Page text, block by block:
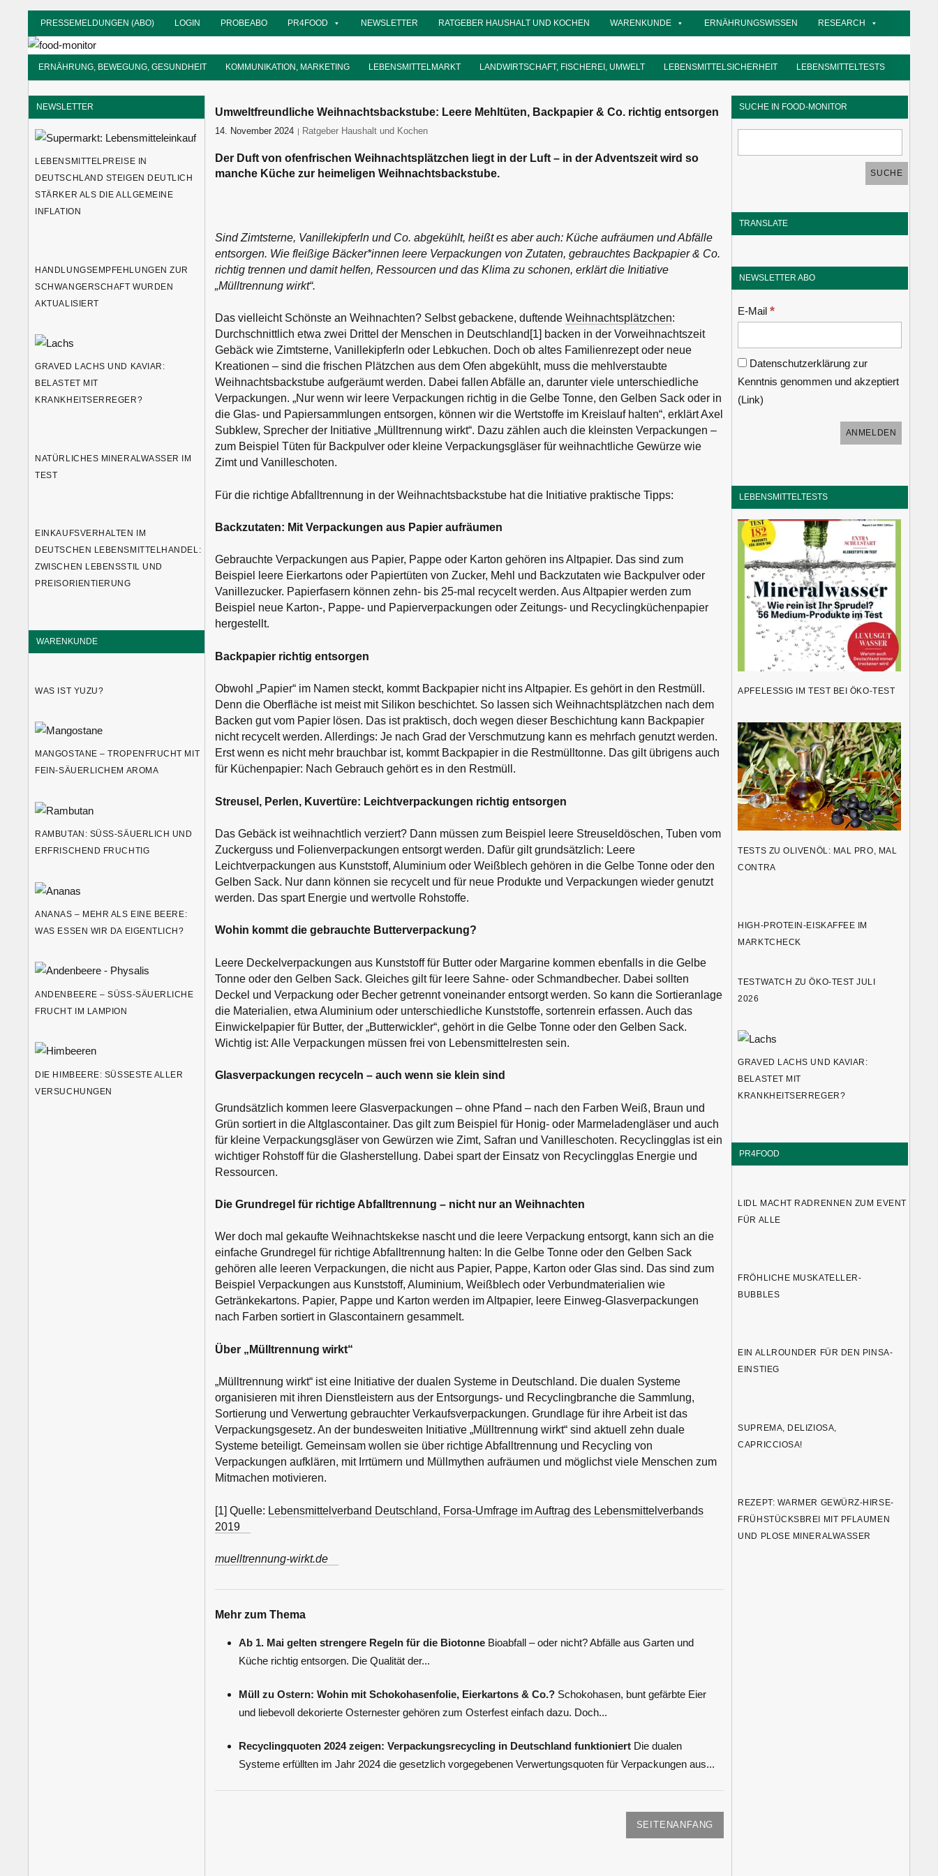
Zum
Inhalt
springen
PRESSEMELDUNGEN (ABO) LOGIN PROBEABO PR4FOOD NEWSLETTER RATGEBER HAUSHALT UND KOCHEN WARENKUNDE ERNÄHRUNGSWISSEN RESEARCH
Informationsdienst
ERNÄHRUNG, BEWEGUNG, GESUNDHEIT KOMMUNIKATION, MARKETING LEBENSMITTELMARKT LANDWIRTSCHAFT, FISCHEREI, UMWELT LEBENSMITTELSICHERHEIT LEBENSMITTELTESTS
Umweltfreundliche Weihnachtsbackstube: Leere Mehltüten, Backpapier & Co. richtig entsorgen
14. November 2024 food-monitor
Ratgeber Haushalt und Kochen
Der Duft von ofenfrischen Weihnachtsplätzchen liegt in der Luft – in der Adventszeit wird so
manche Küche zur heimeligen Weihnachtsbackstube.
Sind Zimtsterne, Vanillekipferln und Co. abgekühlt, heißt es aber auch: Küche aufräumen und Abfälle
entsorgen. Wie fleißige Bäcker*innen leere Verpackungen von Zutaten, gebrauchtes Backpapier & Co.
richtig trennen und damit helfen, Ressourcen und das Klima zu schonen, erklärt die Initiative
„Mülltrennung wirkt“.
Das vielleicht Schönste an Weihnachten? Selbst gebackene, duftende Weihnachtsplätzchen:
Durchschnittlich etwa zwei Drittel der Menschen in Deutschland[1] backen in der Vorweihnachtszeit
Gebäck wie Zimtsterne, Vanillekipferln oder Lebkuchen. Doch ob altes Familienrezept oder neue
Kreationen – sind die frischen Plätzchen aus dem Ofen abgekühlt, muss die mehlverstaubte
Weihnachtsbackstube aufgeräumt werden. Dabei fallen Abfälle an, darunter viele unterschiedliche
Verpackungen. „Nur wenn wir leere Verpackungen richtig in die Gelbe Tonne, den Gelben Sack oder in
die Glas- und Papiersammlungen entsorgen, können wir die Wertstoffe im Kreislauf halten“, erklärt Axel
Subklew, Sprecher der Initiative „Mülltrennung wirkt“. Dazu zählen auch die kleinsten Verpackungen –
zum Beispiel Tüten für Backpulver oder kleine Verpackungsgläser für weihnachtliche Gewürze wie
Zimt und Vanilleschoten.
Für die richtige Abfalltrennung in der Weihnachtsbackstube hat die Initiative praktische Tipps:
Backzutaten: Mit Verpackungen aus Papier aufräumen
Gebrauchte Verpackungen aus Papier, Pappe oder Karton gehören ins Altpapier. Das sind zum
Beispiel leere Eierkartons oder Papiertüten von Zucker, Mehl und Backzutaten wie Backpulver oder
Vanillezucker. Papierfasern können zehn- bis 25-mal recycelt werden. Aus Altpapier werden zum
Beispiel neue Karton-, Pappe- und Papierverpackungen oder Zeitungs- und Recyclingküchenpapier
hergestellt.
Backpapier richtig entsorgen
Obwohl „Papier“ im Namen steckt, kommt Backpapier nicht ins Altpapier. Es gehört in den Restmüll.
Denn die Oberfläche ist meist mit Silikon beschichtet. So lassen sich Weihnachtsplätzchen nach dem
Backen gut vom Papier lösen. Das ist praktisch, doch wegen dieser Beschichtung kann Backpapier
nicht recycelt werden. Allerdings: Je nach Grad der Verschmutzung kann es mehrfach genutzt werden.
Erst wenn es nicht mehr brauchbar ist, kommt Backpapier in die Restmülltonne. Das gilt übrigens auch
für Küchenpapier: Nach Gebrauch gehört es in den Restmüll.
Streusel, Perlen, Kuvertüre: Leichtverpackungen richtig entsorgen
Das Gebäck ist weihnachtlich verziert? Dann müssen zum Beispiel leere Streuseldöschen, Tuben vom
Zuckerguss und Folienverpackungen entsorgt werden. Dafür gilt grundsätzlich: Leere
Leichtverpackungen aus Kunststoff, Aluminium oder Weißblech gehören in die Gelbe Tonne oder den
Gelben Sack. Nur dann können sie recycelt und für neue Produkte und Verpackungen wieder genutzt
werden. Das spart Energie und wertvolle Rohstoffe.
Wohin kommt die gebrauchte Butterverpackung?
Leere Deckelverpackungen aus Kunststoff für Butter oder Margarine kommen ebenfalls in die Gelbe
Tonne oder den Gelben Sack. Gleiches gilt für leere Sahne- oder Schmandbecher. Dabei sollten
Deckel und Verpackung oder Becher getrennt voneinander entsorgt werden. So kann die Sortieranlage
die Materialien, etwa Aluminium oder unterschiedliche Kunststoffe, sortenrein erfassen. Auch das
Einwickelpapier für Butter, der „Butterwickler“, gehört in die Gelbe Tonne oder den Gelben Sack.
Wichtig ist: Alle Verpackungen müssen frei von Lebensmittelresten sein.
Glasverpackungen recyceln – auch wenn sie klein sind
Grundsätzlich kommen leere Glasverpackungen – ohne Pfand – nach den Farben Weiß, Braun und
Grün sortiert in die Altglascontainer. Das gilt zum Beispiel für Honig- oder Marmeladengläser und auch
für kleine Verpackungsgläser von Gewürzen wie Zimt, Safran und Vanilleschoten. Recyclingglas ist ein
wichtiger Rohstoff für die Glasherstellung. Dabei spart der Einsatz von Recyclingglas Energie und
Ressourcen.
Die Grundregel für richtige Abfalltrennung – nicht nur an Weihnachten
Wer doch mal gekaufte Weihnachtskekse nascht und die leere Verpackung entsorgt, kann sich an die
einfache Grundregel für richtige Abfalltrennung halten: In die Gelbe Tonne oder den Gelben Sack
gehören alle leeren Verpackungen, die nicht aus Papier, Pappe, Karton oder Glas sind. Das sind zum
Beispiel Verpackungen aus Kunststoff, Aluminium, Weißblech oder Verbundmaterialien wie
Getränkekartons. Papier, Pappe und Karton werden im Altpapier, leere Einweg-Glasverpackungen
nach Farben sortiert in Glascontainern gesammelt.
Über „Mülltrennung wirkt“
„Mülltrennung wirkt“ ist eine Initiative der dualen Systeme in Deutschland. Die dualen Systeme
organisieren mit ihren Dienstleistern aus der Entsorgungs- und Recyclingbranche die Sammlung,
Sortierung und Verwertung gebrauchter Verkaufsverpackungen. Grundlage für ihre Arbeit ist das
Verpackungsgesetz. An der bundesweiten Initiative „Mülltrennung wirkt“ sind aktuell zehn duale
Systeme beteiligt. Gemeinsam wollen sie über richtige Abfalltrennung und Recycling von
Verpackungen aufklären, mit Irrtümern und Müllmythen aufräumen und möglichst viele Menschen zum
Mitmachen motivieren.
[1] Quelle: Lebensmittelverband Deutschland, Forsa-Umfrage im Auftrag des Lebensmittelverbands
2019
muelltrennung-wirkt.de
Mehr zum Thema
Ab 1. Mai gelten strengere Regeln für die Biotonne Bioabfall – oder nicht? Abfälle aus Garten und
Küche richtig entsorgen. Die Qualität der...
Müll zu Ostern: Wohin mit Schokohasenfolie, Eierkartons & Co.? Schokohasen, bunt gefärbte Eier
und liebevoll dekorierte Osternester gehören zum Osterfest einfach dazu. Doch...
Recyclingquoten 2024 zeigen: Verpackungsrecycling in Deutschland funktioniert Die dualen
Systeme erfüllten im Jahr 2024 die gesetzlich vorgegebenen Verwertungsquoten für Verpackungen aus...
SEITENANFANG
NEWSLETTER
LEBENSMITTELPREISE IN
DEUTSCHLAND STEIGEN DEUTLICH
STÄRKER ALS DIE ALLGEMEINE
INFLATION
HANDLUNGSEMPFEHLUNGEN ZUR
SCHWANGERSCHAFT WURDEN
AKTUALISIERT
GRAVED LACHS UND KAVIAR:
BELASTET MIT
KRANKHEITSERREGER?
NATÜRLICHES MINERALWASSER IM
TEST
EINKAUFSVERHALTEN IM
DEUTSCHEN LEBENSMITTELHANDEL:
ZWISCHEN LEBENSSTIL UND
PREISORIENTIERUNG
WARENKUNDE
WAS IST YUZU?
MANGOSTANE – TROPENFRUCHT MIT
FEIN-SÄUERLICHEM AROMA
RAMBUTAN: SÜSS-SÄUERLICH UND E
RFRISCHEND FRUCHTIG
ANANAS – MEHR ALS EINE BEERE:
WAS ESSEN WIR DA EIGENTLICH?
ANDENBEERE – SÜSS-SÄUERLICHE F
RUCHT IM LAMPION
DIE HIMBEERE: SÜSSESTE ALLER V
ERSUCHUNGEN
SUCHE IN FOOD-MONITOR
TRANSLATE
NEWSLETTER ABO
E-Mail*
Datenschutzerklärung zur
Kenntnis genommen und akzeptiert
(Link)
LEBENSMITTELTESTS
APFELESSIG IM TEST BEI ÖKO-TEST
TESTS ZU OLIVENÖL: MAL PRO, MAL
CONTRA
HIGH-PROTEIN-EISKAFFEE IM
MARKTCHECK
TESTWATCH ZU ÖKO-TEST JULI
2026
GRAVED LACHS UND KAVIAR:
BELASTET MIT
KRANKHEITSERREGER?
PR4FOOD
LIDL MACHT RADRENNEN ZUM EVENT
FÜR ALLE
FRÖHLICHE MUSKATELLER-
BUBBLES
EIN ALLROUNDER FÜR DEN PINSA-
EINSTIEG
SUPREMA, DELIZIOSA,
CAPRICCIOSA!
REZEPT: WARMER GEWÜRZ-HIRSE-
FRÜHSTÜCKSBREI MIT PFLAUMEN
UND PLOSE MINERALWASSER